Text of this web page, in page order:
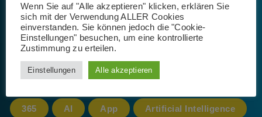
Schlagwörter
365 AI App Artificial Intelligence
Wenn Sie auf "Alle akzeptieren" klicken, erklären Sie
sich mit der Verwendung ALLER Cookies
einverstanden. Sie können jedoch die "Cookie-
Einstellungen" besuchen, um eine kontrollierte
Zustimmung zu erteilen.
Einstellungen Alle akzeptieren